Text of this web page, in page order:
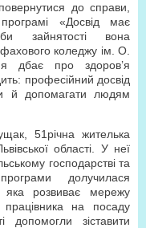
до справи,
«Досвід має
зайнятості вона
коледжу ім. О.
дбає про здоров’я
професійний досвід
й допомагати людям
51­річна жителька
області. У неї
господарстві та
долучилася
яка розвиває мережу
на посаду
допомогли зіставити